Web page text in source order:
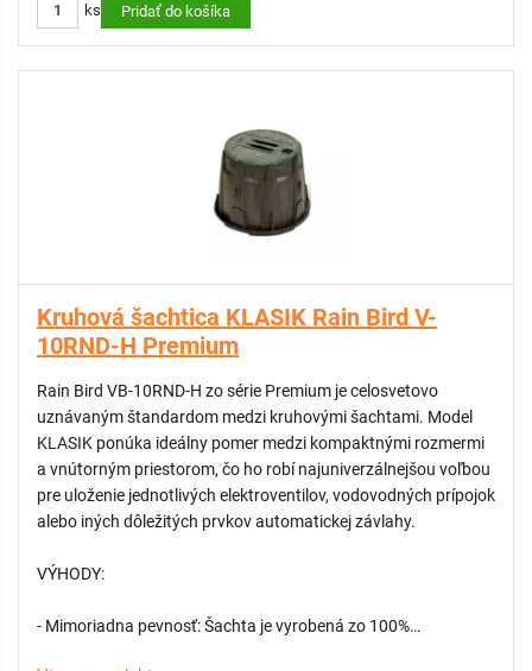
hranami, čo je kľúčový bezpečnostný prvok. Chráni šachtu
vniknutiu hmyzu, pavúkov a nečistôt do vnútra k technológii.
- Blesková inštalácia: Šachta obsahuje predpripravené, ľahko
vylomiteľné krytky pre prechod potrubia. To výrazne urýchľuje
montáž, keďže nie je potrebné dodatočné vyrezávanie otvorov
náročnejších podmienkach komerčných a verejných
priestranstiev.
ks Pridať do košíka
Kruhová šachtica KLASIK Rain Bird V-
10RND-H Premium
Rain Bird VB-10RND-H zo série Premium je celosvetovo
uznávaným štandardom medzi kruhovými šachtami. Model
KLASIK ponúka ideálny pomer medzi kompaktnými rozmermi
a vnútorným priestorom, čo ho robí najuniverzálnejšou voľbou
pre uloženie jednotlivých elektroventilov, vodovodných prípojok
alebo iných dôležitých prvkov automatickej závlahy.
VÝHODY:
- Mimoriadna pevnosť: Šachta je vyrobená zo 100%